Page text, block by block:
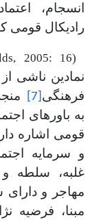
انسجام،
رادیکال قومی
2005: 16)
نمادین ناشی
فرهنگی [7]
به باورهای
قومی اشاره
و سرمایه
غلبه، سلطه
مهاجر و
مبنا، فرضیه